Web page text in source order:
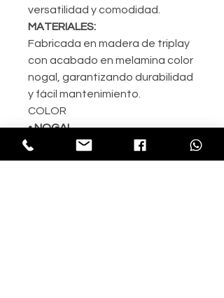
versatilidad y comodidad.
MATERIALES:
Fabricada en madera de triplay
con acabado en melamina color
nogal, garantizando durabilidad
y fácil mantenimiento.
COLOR
• NOGAL
NOTA:
No incluye base de cama ni